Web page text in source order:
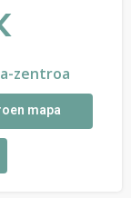
zentroa
mapa